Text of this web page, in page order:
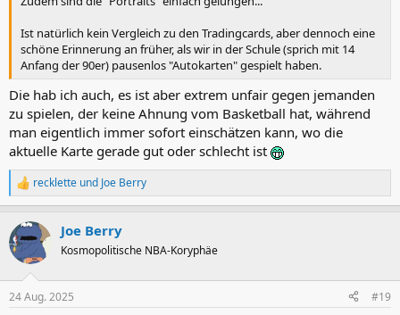
Ist natürlich kein Vergleich zu den Tradingcards, aber dennoch eine
schöne Erinnerung an früher, als wir in der Schule (sprich mit 14
Anfang der 90er) pausenlos "Autokarten" gespielt haben.
Die hab ich auch, es ist aber extrem unfair gegen jemanden
zu spielen, der keine Ahnung vom Basketball hat, während
man eigentlich immer sofort einschätzen kann, wo die
aktuelle Karte gerade gut oder schlecht ist
R
e
k
t
i
e
recklette und Joe Berry
Joe Berry
Kosmopolitische NBA-Koryphäe
24 Aug. 2025 #19